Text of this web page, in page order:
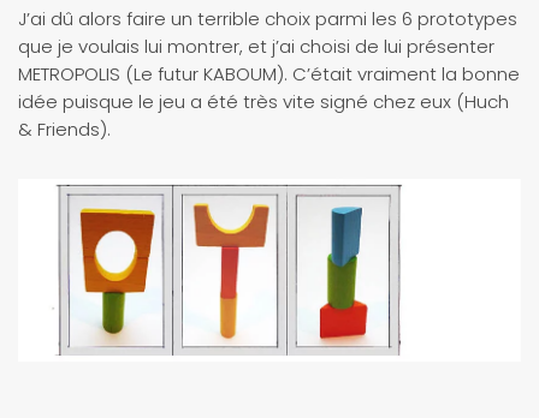
J’ai dû alors faire un terrible choix parmi les 6 prototypes
que je voulais lui montrer, et j’ai choisi de lui présenter
METROPOLIS (Le futur KABOUM). C’était vraiment la bonne
idée puisque le jeu a été très vite signé chez eux (Huch
& Friends).